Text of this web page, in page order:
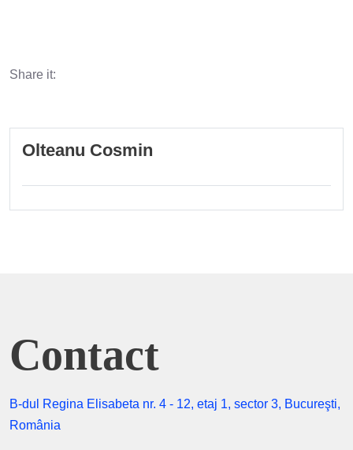
Share it:
Olteanu Cosmin
Contact
B-dul Regina Elisabeta nr. 4 - 12, etaj 1, sector 3, Bucureşti,
România